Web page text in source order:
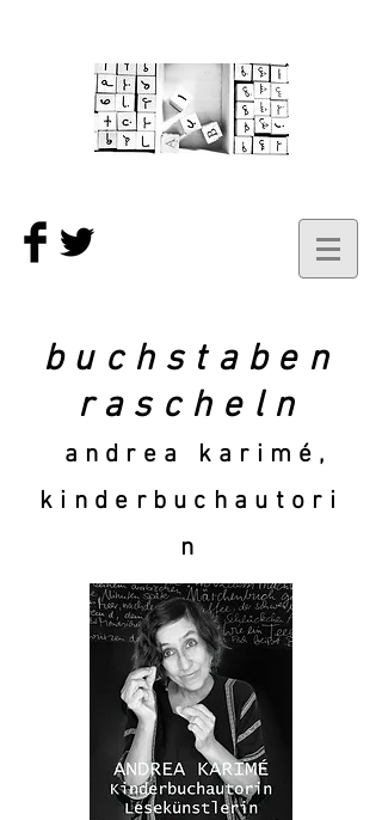
buchstaben
rascheln
andrea karimé,
kinderbuchautori
n